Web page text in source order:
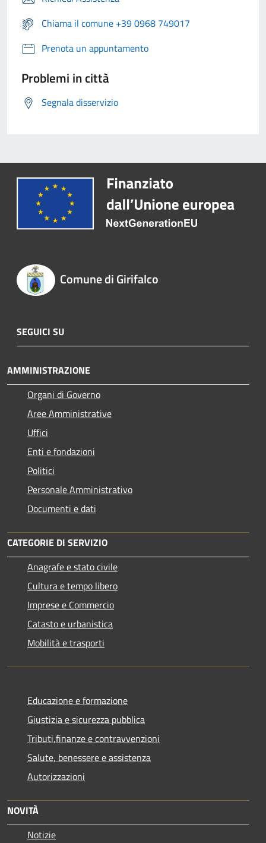
Chiama il comune +39 0968 749017
Prenota un appuntamento
Problemi in città
Segnala disservizio
Comune di Girifalco
SEGUICI SU
AMMINISTRAZIONE
Organi di Governo
Aree Amministrative
Uffici
Enti e fondazioni
Politici
Personale Amministrativo
Documenti e dati
CATEGORIE DI SERVIZIO
Anagrafe e stato civile
Cultura e tempo libero
Imprese e Commercio
Catasto e urbanistica
Mobilità e trasporti
Educazione e formazione
Giustizia e sicurezza pubblica
Tributi,finanze e contravvenzioni
Salute, benessere e assistenza
Autorizzazioni
NOVITÀ
Notizie